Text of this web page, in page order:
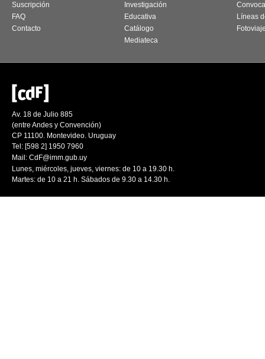
Suscripción
FAQ
Contacto
Investigación
Educativa
Catálogo
Mediateca
Líneas
Av. 18 de Julio 885
(entre Andes y Convención)
CP 11100. Montevideo. Uruguay
Tel: [598 2] 1950 7960
Mail: CdF@imm.gub.uy
Lunes, miércoles, jueves, viernes: de 10 a 19.30 h.
Martes: de 10 a 21 h. Sábados de 9.30 a 14.30 h.